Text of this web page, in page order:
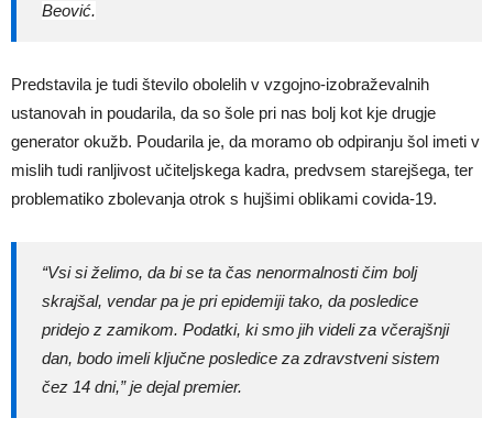
Beović.
Predstavila je tudi število obolelih v vzgojno-izobraževalnih
ustanovah in poudarila, da so šole pri nas bolj kot kje drugje
generator okužb. Poudarila je, da moramo ob odpiranju šol imeti v
mislih tudi ranljivost učiteljskega kadra, predvsem starejšega, ter
problematiko zbolevanja otrok s hujšimi oblikami covida-19.
“Vsi si želimo, da bi se ta čas nenormalnosti čim bolj
skrajšal, vendar pa je pri epidemiji tako, da posledice
pridejo z zamikom. Podatki, ki smo jih videli za včerajšnji
dan, bodo imeli ključne posledice za zdravstveni sistem
čez 14 dni,” je dejal premier.